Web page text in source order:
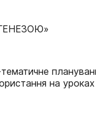
на уроках